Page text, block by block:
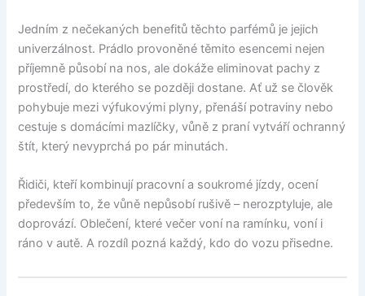
Jedním z nečekaných benefitů těchto parfémů je jejich
univerzálnost. Prádlo provoněné těmito esencemi nejen
příjemně působí na nos, ale dokáže eliminovat pachy z
prostředí, do kterého se později dostane. Ať už se člověk
pohybuje mezi výfukovými plyny, přenáší potraviny nebo
cestuje s domácími mazlíčky, vůně z praní vytváří ochranný
štít, který nevyprchá po pár minutách.
Řidiči, kteří kombinují pracovní a soukromé jízdy, ocení
především to, že vůně nepůsobí rušivě – nerozptyluje, ale
doprovází. Oblečení, které večer voní na ramínku, voní i
ráno v autě. A rozdíl pozná každý, kdo do vozu přisedne.